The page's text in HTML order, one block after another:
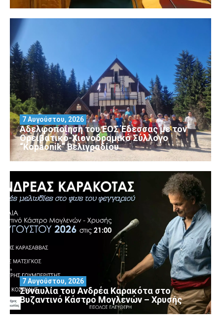
Αδελφοποίηση του ΕΟΣ Έδεσσας με τον
Ορειβατικό-Χιονοδρομικό Σύλλογο
“Kopaonik” Βελιγραδίου
7 Αυγούστου, 2026
Συναυλία του Ανδρέα Καρακότα στο
Βυζαντινό Κάστρο Μογλενών – Χρυσής
7 Αυγούστου, 2026